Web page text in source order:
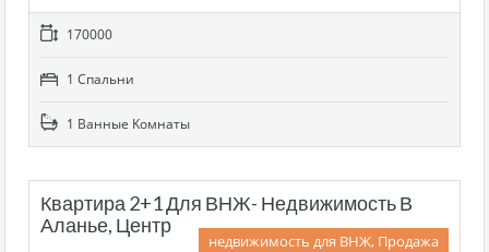
170000
1 Cпальни
1 Bанные Kомнаты
Квартира 2+1 Для ВНЖ- Недвижимость В
Аланье, Центр
недвижимость для ВНЖ, Продажа